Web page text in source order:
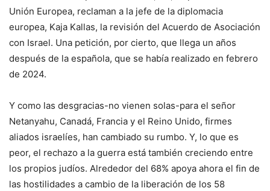
Unión Europea, reclaman a la jefe de la diplomacia
europea, Kaja Kallas, la revisión del Acuerdo de Asociación
con Israel. Una petición, por cierto, que llega un años
después de la española, que se había realizado en febrero
de 2024.
Y como las desgracias-no vienen solas-para el señor
Netanyahu, Canadá, Francia y el Reino Unido, firmes
aliados israelíes, han cambiado su rumbo. Y, lo que es
peor, el rechazo a la guerra está también creciendo entre
los propios judíos. Alrededor del 68% apoya ahora el fin de
las hostilidades a cambio de la liberación de los 58